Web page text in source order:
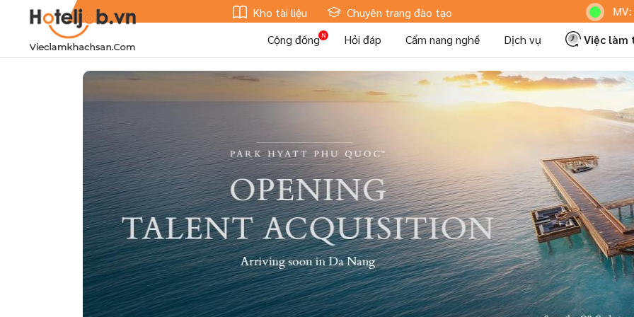
Kho tài liệu Chuyên trang đào tạo Hoteljob MV: "Tôi Là
Cộng đồng
Hỏi đáp Cẩm nang nghề Dịch vụ
Việc làm